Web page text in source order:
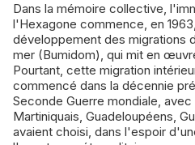
Dans la mémoire collective,
l'Hexagone commence, en
développement des migrations
mer (Bumidom), qui mit en
Pourtant, cette migration
commencé dans la décennie
Seconde Guerre mondiale,
Martiniquais, Guadeloupéens,
avaient choisi, dans l'espoir